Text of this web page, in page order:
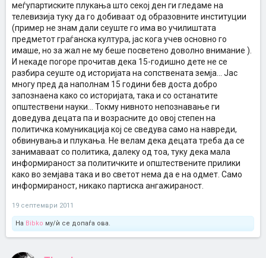
меѓупартиските плукања што секој ден ги гледаме на
телевизија туку да го добиваат од образовните институции
(пример не знам дали сеуште го има во училиштата
предметот граѓанска култура, јас кога учев основно го
имаше, но за жал не му беше посветено доволно внимание ).
И некаде погоре прочитав дека 15-годишно дете не се
разбира сеуште од историјата на сопствената земја... Јас
многу пред да наполнам 15 години бев доста добро
запознаена како со историјата, така и со останатите
општествени науки... Токму нивното непознавање ги
доведува децата па и возрасните до овој степен на
политичка комуникација кој се сведува само на навреди,
обвинувања и плукања. Не велам дека децата треба да се
занимаваат со политика, далеку од тоа, туку дека мала
информираност за политичките и општествените прилики
како во земјава така и во светот нема да е на одмет. Само
информираност, никако партиска ангажираност.
19 септември 2011
На Bibko му/ѝ се допаѓа ова.